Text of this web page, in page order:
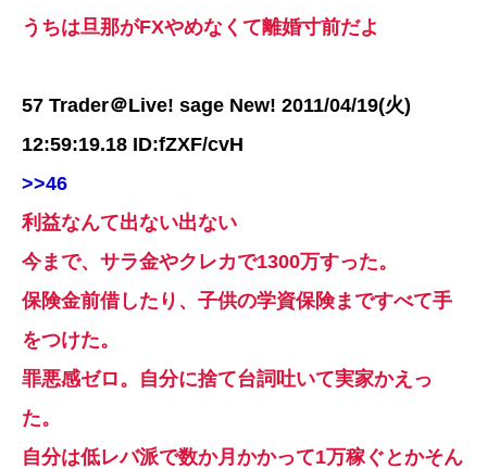
うちは旦那がFXやめなくて離婚寸前だよ
57 Trader＠Live! sage New! 2011/04/19(火)
12:59:19.18 ID:fZXF/cvH
>>46
利益なんて出ない出ない
今まで、サラ金やクレカで1300万すった。
保険金前借したり、子供の学資保険まですべて手
をつけた。
罪悪感ゼロ。自分に捨て台詞吐いて実家かえっ
た。
自分は低レバ派で数か月かかって1万稼ぐとかそん